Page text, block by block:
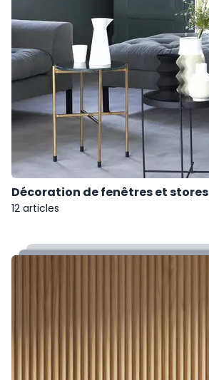
Décoration de fenêtres et stores
12 articles